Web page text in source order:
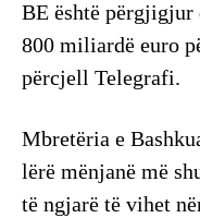
BE është përgjigjur
800 miliardë euro
përcjell Telegrafi.
Mbretëria e
lërë mënjanë më
të ngjarë të vihet